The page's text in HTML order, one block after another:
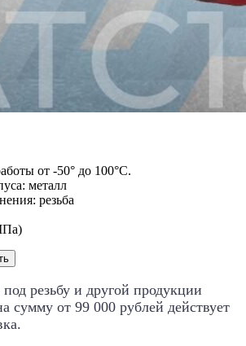
от -50° до 100°С.
металл
резьба
резьбу и другой продукции
сумму от 99 000 рублей действует
.